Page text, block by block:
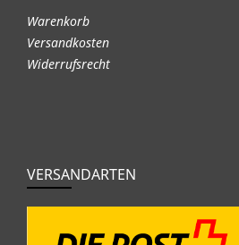
Warenkorb
Versandkosten
Widerrufsrecht
VERSANDARTEN